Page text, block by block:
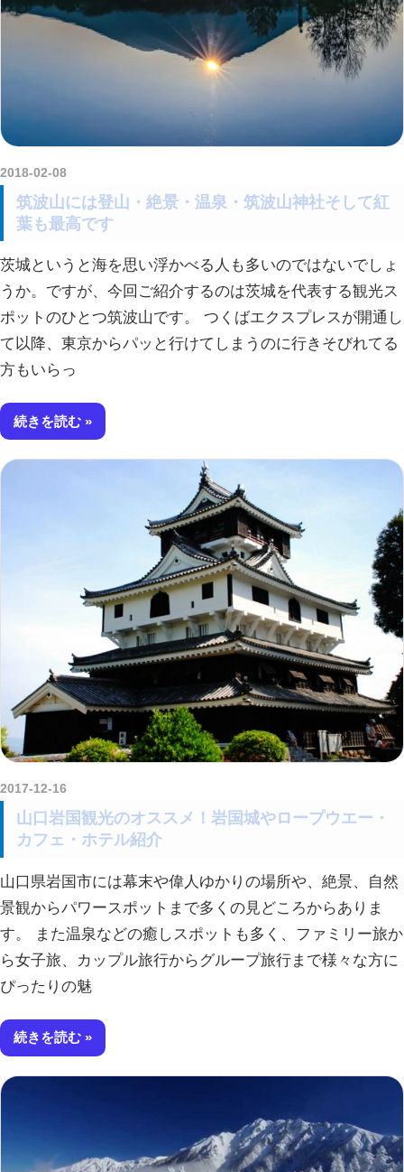
2018-02-08
筑波山には登山・絶景・温泉・筑波山神社そして紅
葉も最高です
茨城というと海を思い浮かべる人も多いのではないでしょ
うか。ですが、今回ご紹介するのは茨城を代表する観光ス
ポットのひとつ筑波山です。 つくばエクスプレスが開通し
て以降、東京からパッと行けてしまうのに行きそびれてる
方もいらっ
続きを読む
2017-12-16
山口岩国観光のオススメ！岩国城やロープウエー・
カフェ・ホテル紹介
山口県岩国市には幕末や偉人ゆかりの場所や、絶景、自然
景観からパワースポットまで多くの見どころからありま
す。 また温泉などの癒しスポットも多く、ファミリー旅か
ら女子旅、カップル旅行からグループ旅行まで様々な方に
ぴったりの魅
続きを読む